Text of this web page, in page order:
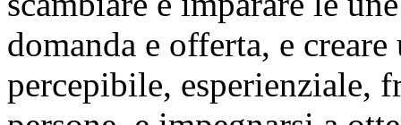
domanda e offerta, e
percepibile, esperienziale,